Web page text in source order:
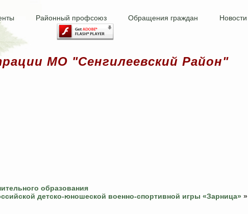
Районный профсоюз Обращения граждан Новости
МО "Сенгилеевский Район"
образования
детско-юношеской военно-спортивной игры «Зарница» »